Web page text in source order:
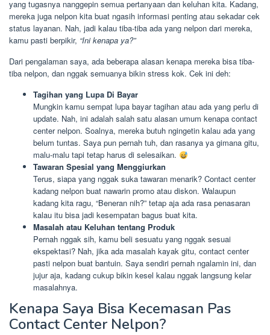
yang tugasnya nanggepin semua pertanyaan dan keluhan kita. Kadang,
mereka juga nelpon kita buat ngasih informasi penting atau sekadar cek
status layanan. Nah, jadi kalau tiba-tiba ada yang nelpon dari mereka,
kamu pasti berpikir, “Ini kenapa ya?”
Dari pengalaman saya, ada beberapa alasan kenapa mereka bisa tiba-
tiba nelpon, dan nggak semuanya bikin stress kok. Cek ini deh:
Tagihan yang Lupa Di Bayar
Mungkin kamu sempat lupa bayar tagihan atau ada yang perlu di
update. Nah, ini adalah salah satu alasan umum kenapa contact
center nelpon. Soalnya, mereka butuh ngingetin kalau ada yang
belum tuntas. Saya pun pernah tuh, dan rasanya ya gimana gitu,
malu-malu tapi tetap harus di selesaikan.
Tawaran Spesial yang Menggiurkan
Terus, siapa yang nggak suka tawaran menarik? Contact center
kadang nelpon buat nawarin promo atau diskon. Walaupun
kadang kita ragu, “Beneran nih?” tetap aja ada rasa penasaran
kalau itu bisa jadi kesempatan bagus buat kita.
Masalah atau Keluhan tentang Produk
Pernah nggak sih, kamu beli sesuatu yang nggak sesuai
ekspektasi? Nah, jika ada masalah kayak gitu, contact center
pasti nelpon buat bantuin. Saya sendiri pernah ngalamin ini, dan
jujur aja, kadang cukup bikin kesel kalau nggak langsung kelar
masalahnya.
Kenapa Saya Bisa Kecemasan Pas
Contact Center Nelpon?